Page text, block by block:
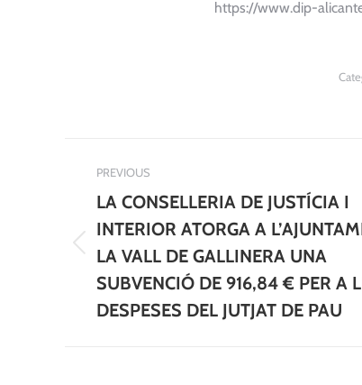
https://www.dip-
navigation
PREVIOUS
Previous
post:
LA CONSELLERIA DE JUSTÍCIA I
INTERIOR ATORGA A
LA VALL DE GALLINERA UNA
SUBVENCIÓ DE 916,84 € PER A
DESPESES DEL JUTJAT DE PAU